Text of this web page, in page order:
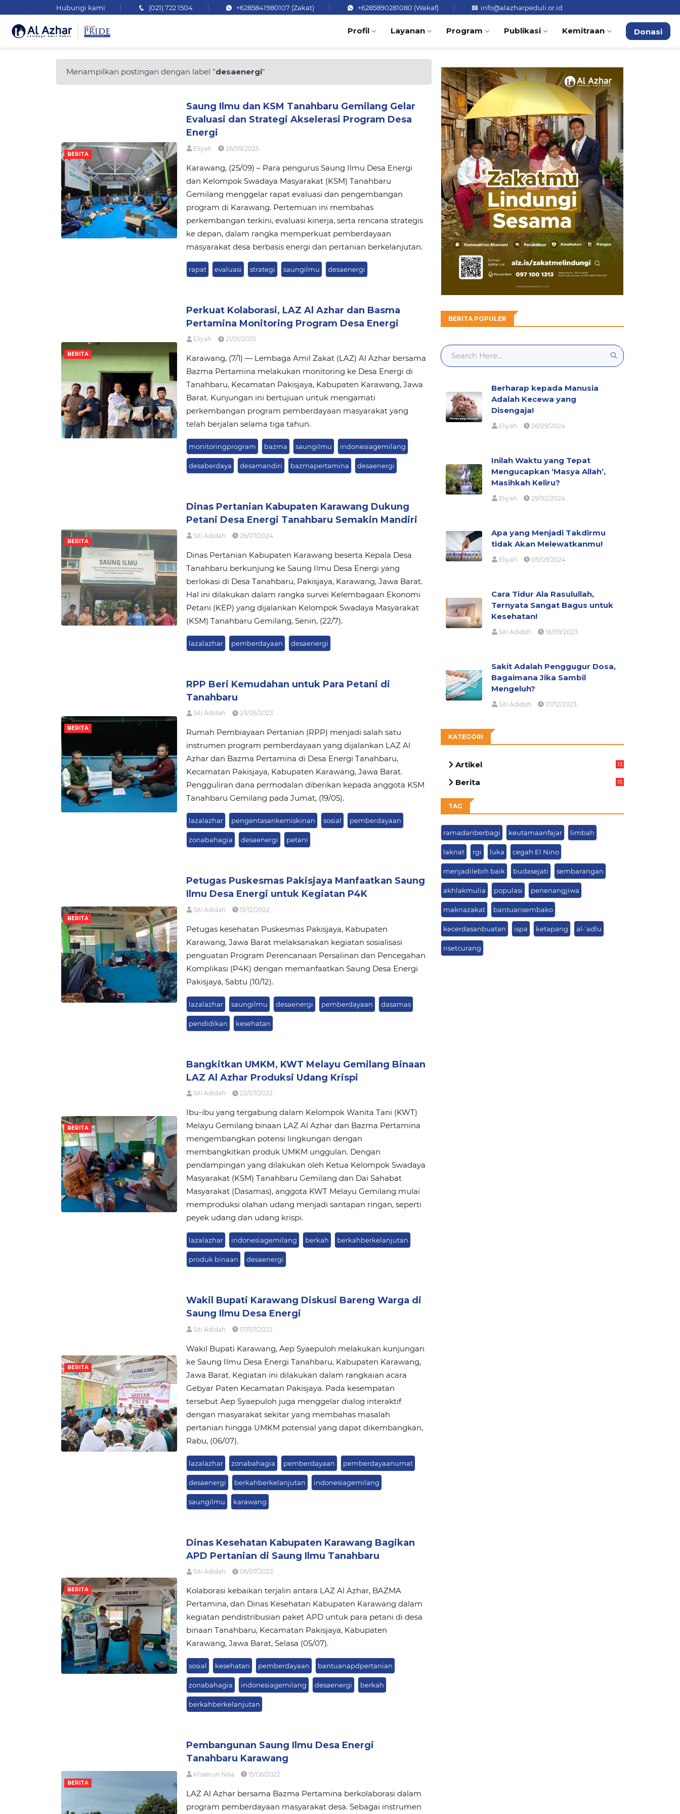
Hubungi kami (021) 722 1504 +6285841980107 (Zakat) +6285890281080 (Wakaf) info@alazharpeduli.or.id
Profil Layanan Program Publikasi Kemitraan Donasi
Menampilkan postingan dengan label "desaenergi"
BERITA
Saung Ilmu dan KSM Tanahbaru Gemilang Gelar
Evaluasi dan Strategi Akselerasi Program Desa
Energi
Eliyah 26/09/2025
Karawang, (25/09) – Para pengurus Saung Ilmu Desa Energi
dan Kelompok Swadaya Masyarakat (KSM) Tanahbaru
Gemilang menggelar rapat evaluasi dan pengembangan
program di Karawang. Pertemuan ini membahas
perkembangan terkini, evaluasi kinerja, serta rencana strategis
ke depan, dalam rangka memperkuat pemberdayaan
masyarakat desa berbasis energi dan pertanian berkelanjutan.
rapat evaluasi strategi saungilmu desaenergi
BERITA
Perkuat Kolaborasi, LAZ Al Azhar dan Basma
Pertamina Monitoring Program Desa Energi
Eliyah 21/01/2025
Karawang, (7/1) — Lembaga Amil Zakat (LAZ) Al Azhar bersama
Bazma Pertamina melakukan monitoring ke Desa Energi di
Tanahbaru, Kecamatan Pakisjaya, Kabupaten Karawang, Jawa
Barat. Kunjungan ini bertujuan untuk mengamati
perkembangan program pemberdayaan masyarakat yang
telah berjalan selama tiga tahun.
monitoringprogram bazma saungilmu indonesiagemilang
desaberdaya desamandiri bazmapertamina desaenergi
BERITA
Dinas Pertanian Kabupaten Karawang Dukung
Petani Desa Energi Tanahbaru Semakin Mandiri
Siti Adidah 26/07/2024
Dinas Pertanian Kabupaten Karawang beserta Kepala Desa
Tanahbaru berkunjung ke Saung Ilmu Desa Energi yang
berlokasi di Desa Tanahbaru, Pakisjaya, Karawang, Jawa Barat.
Hal ini dilakukan dalam rangka survei Kelembagaan Ekonomi
Petani (KEP) yang dijalankan Kelompok Swadaya Masyarakat
(KSM) Tanahbaru Gemilang, Senin, (22/7).
lazalazhar pemberdayaan desaenergi
BERITA
RPP Beri Kemudahan untuk Para Petani di
Tanahbaru
Siti Adidah 23/05/2023
Rumah Pembiayaan Pertanian (RPP) menjadi salah satu
instrumen program pemberdayaan yang dijalankan LAZ Al
Azhar dan Bazma Pertamina di Desa Energi Tanahbaru,
Kecamatan Pakisjaya, Kabupaten Karawang, Jawa Barat.
Pengguliran dana permodalan diberikan kepada anggota KSM
Tanahbaru Gemilang pada Jumat, (19/05).
lazalazhar pengentasankemiskinan sosial pemberdayaan
zonabahagia desaenergi petani
BERITA
Petugas Puskesmas Pakisjaya Manfaatkan Saung
Ilmu Desa Energi untuk Kegiatan P4K
Siti Adidah 13/12/2022
Petugas kesehatan Puskesmas Pakisjaya, Kabupaten
Karawang, Jawa Barat melaksanakan kegiatan sosialisasi
penguatan Program Perencanaan Persalinan dan Pencegahan
Komplikasi (P4K) dengan memanfaatkan Saung Desa Energi
Pakisjaya, Sabtu (10/12).
lazalazhar saungilmu desaenergi pemberdayaan dasamas
pendidikan kesehatan
BERITA
Bangkitkan UMKM, KWT Melayu Gemilang Binaan
LAZ Al Azhar Produksi Udang Krispi
Siti Adidah 22/07/2022
Ibu-ibu yang tergabung dalam Kelompok Wanita Tani (KWT)
Melayu Gemilang binaan LAZ Al Azhar dan Bazma Pertamina
mengembangkan potensi lingkungan dengan
membangkitkan produk UMKM unggulan. Dengan
pendampingan yang dilakukan oleh Ketua Kelompok Swadaya
Masyarakat (KSM) Tanahbaru Gemilang dan Dai Sahabat
Masyarakat (Dasamas), anggota KWT Melayu Gemilang mulai
memproduksi olahan udang menjadi santapan ringan, seperti
peyek udang dan udang krispi.
lazalazhar indonesiagemilang berkah berkahberkelanjutan
produk binaan desaenergi
BERITA
Wakil Bupati Karawang Diskusi Bareng Warga di
Saung Ilmu Desa Energi
Siti Adidah 07/07/2022
Wakil Bupati Karawang, Aep Syaepuloh melakukan kunjungan
ke Saung Ilmu Desa Energi Tanahbaru, Kabupaten Karawang,
Jawa Barat. Kegiatan ini dilakukan dalam rangkaian acara
Gebyar Paten Kecamatan Pakisjaya. Pada kesempatan
tersebut Aep Syaepuloh juga menggelar dialog interaktif
dengan masyarakat sekitar yang membahas masalah
pertanian hingga UMKM potensial yang dapat dikembangkan,
Rabu, (06/07).
lazalazhar zonabahagia pemberdayaan pemberdayaanumat
desaenergi berkahberkelanjutan indonesiagemilang
saungilmu karawang
BERITA
Dinas Kesehatan Kabupaten Karawang Bagikan
APD Pertanian di Saung Ilmu Tanahbaru
Siti Adidah 06/07/2022
Kolaborasi kebaikan terjalin antara LAZ Al Azhar, BAZMA
Pertamina, dan Dinas Kesehatan Kabupaten Karawang dalam
kegiatan pendistribusian paket APD untuk para petani di desa
binaan Tanahbaru, Kecamatan Pakisjaya, Kabupaten
Karawang, Jawa Barat, Selasa (05/07).
sosial kesehatan pemberdayaan bantuanapdpertanian
zonabahagia indonesiagemilang desaenergi berkah
berkahberkelanjutan
BERITA
Pembangunan Saung Ilmu Desa Energi
Tanahbaru Karawang
Khaerun Nisa 15/06/2022
LAZ Al Azhar bersama Bazma Pertamina berkolaborasi dalam
program pemberdayaan masyarakat desa. Sebagai instrumen
BERITA POPULER
Berharap kepada Manusia
Adalah Kecewa yang
Disengaja!
Eliyah 26/09/2024
Inilah Waktu yang Tepat
Mengucapkan ‘Masya Allah’,
Masihkah Keliru?
Eliyah 29/02/2024
Apa yang Menjadi Takdirmu
tidak Akan Melewatkanmu!
Eliyah 05/09/2024
Cara Tidur Ala Rasulullah,
Ternyata Sangat Bagus untuk
Kesehatan!
Siti Adidah 18/09/2023
Sakit Adalah Penggugur Dosa,
Bagaimana Jika Sambil
Mengeluh?
Siti Adidah 07/12/2023
KATEGORI
Artikel
13
Berita
15
TAG
ramadanberbagi keutamaanfajar limbah
laknat rgi luka cegah El Nino
menjadilebih baik budasejati sembarangan
akhlakmulia populasi penenangjiwa
maknazakat bantuansembako
kecerdasanbuatan ispa ketapang al-'adlu
risetcurang